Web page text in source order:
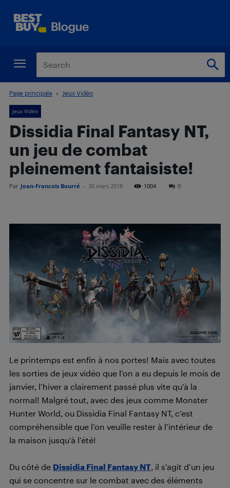
Page principale Jeux Vidéo
Jeux Vidéo
Dissidia Final Fantasy NT,
un jeu de combat
pleinement fantaisiste!
Par Jean-Francois Bourré - 30 mars 2018 1004 0
Le printemps est enfin à nos portes! Mais avec toutes
les sorties de jeux vidéo que l’on a eu depuis le mois de
janvier, l’hiver a clairement passé plus vite qu’à la
normal! Malgré tout, avec des jeux comme Monster
Hunter World, ou Dissidia Final Fantasy NT, c’est
compréhensible que l’on veuille rester à l’intérieur de
la maison jusqu’à l’été!
Du côté de Dissidia Final Fantasy NT, il s’agit d’un jeu
qui se concentre sur le combat avec des éléments